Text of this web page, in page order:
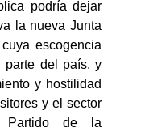
podría dejar
la nueva Junta
escogencia
parte del país, y
y hostilidad
y el sector
Partido de la